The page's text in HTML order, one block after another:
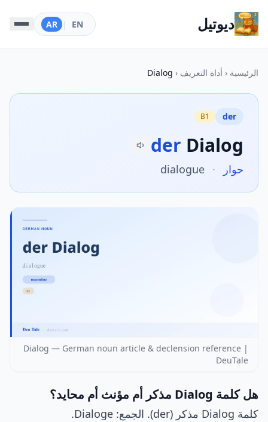
ديوتيل EN
|
AR
الرئيسية ‹ أداة التعريف ‹
Dialog
der
B1
der Dialog
حوار ·
dialogue
Dialog — German noun article & declension reference |
DeuTale
هل كلمة Dialog مذكر أم مؤنث أم محايد؟
كلمة Dialog مذكر (der). الجمع: Dialoge.